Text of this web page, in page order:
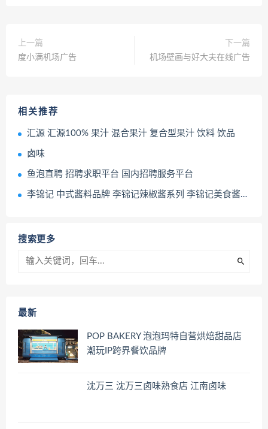
上一篇
度小满机场广告
下一篇
机场壁画与好大夫在线广告
相关推荐
汇源 汇源100% 果汁 混合果汁 复合型果汁 饮料 饮品
卤味
鱼泡直聘 招聘求职平台 国内招聘服务平台
李锦记 中式酱料品牌 李锦记辣椒酱系列 李锦记美食酱料系列 李锦记方便酱料包系列
搜索更多
最新
POP BAKERY 泡泡玛特自营烘焙甜品店
潮玩IP跨界餐饮品牌
沈万三 沈万三卤味熟食店 江南卤味